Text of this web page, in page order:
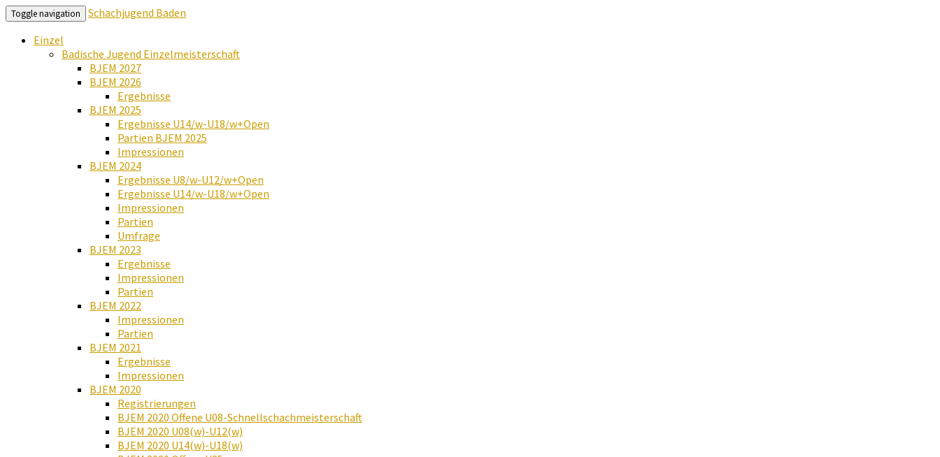
Toggle navigation
Schachjugend Baden
Einzel
Badische Jugend Einzelmeisterschaft
BJEM 2027
BJEM 2026
Ergebnisse
BJEM 2025
Ergebnisse U14/w-U18/w+Open
Partien BJEM 2025
Impressionen
BJEM 2024
Ergebnisse U8/w-U12/w+Open
Ergebnisse U14/w-U18/w+Open
Impressionen
Partien
Umfrage
BJEM 2023
Ergebnisse
Impressionen
Partien
BJEM 2022
Impressionen
Partien
BJEM 2021
Ergebnisse
Impressionen
BJEM 2020
Registrierungen
BJEM 2020 Offene U08-Schnellschachmeisterschaft
BJEM 2020 U08(w)-U12(w)
BJEM 2020 U14(w)-U18(w)